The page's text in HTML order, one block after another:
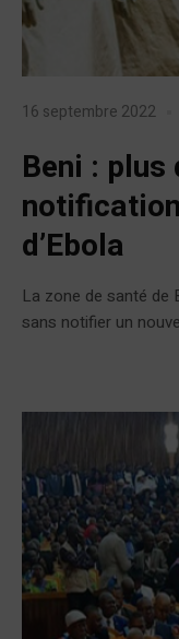
16 septembre 2022
Beni : plus
d’Ebola
La zone de santé de
sans notifier un